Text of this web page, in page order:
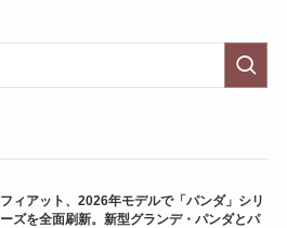
フィアット、2026年モデルで「パンダ」シリ
ーズを全面刷新。新型グランデ・パンダとパ